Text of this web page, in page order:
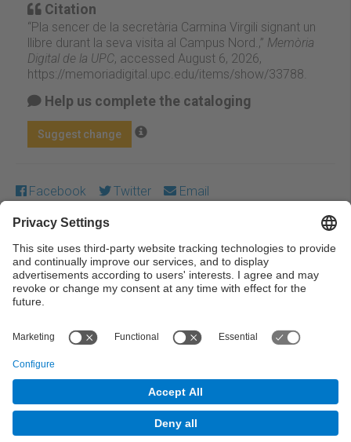
Citation
“Pla sencer de la secretària Carmina Virgili signant un
llibre durant la seva visita al Campus Nord.,” Memòria
Digital de la UPC, accessed August 6, 2026,
https://memoriadigital.upc.edu/items/show/33788
Help us complete the cataloging
Suggest change
Facebook Twitter Email
Except where otherwise noted, content on this work is
licensed under a Creative Commons license:Attribution-
NonCommercial-NoDerivs 4.0 Generic
© UPC Universitat Politècnica de Catalunya ·